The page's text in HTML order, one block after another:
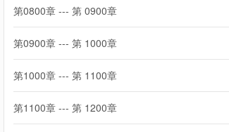
第0800章 --- 第 0900章
第0900章 --- 第 1000章
第1000章 --- 第 1100章
第1100章 --- 第 1200章